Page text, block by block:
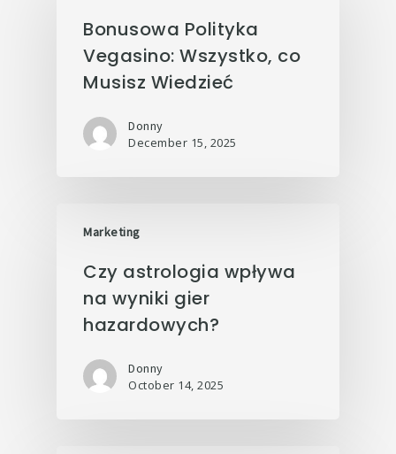
Bonusowa Polityka
Vegasino: Wszystko, co
Musisz Wiedzieć
Donny
December 15, 2025
Marketing
Czy astrologia wpływa
na wyniki gier
hazardowych?
Donny
October 14, 2025